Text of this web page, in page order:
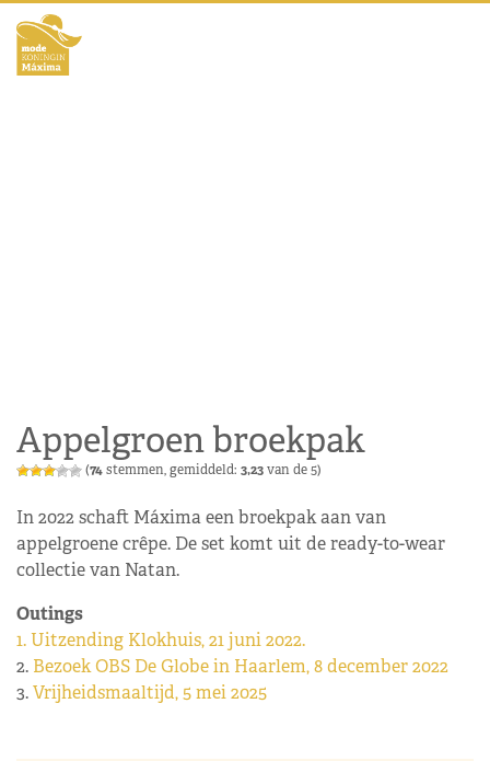
Appelgroen broekpak
(74stemmen, gemiddeld: 3,23van de 5)
In 2022 schaft Máxima een broekpak aan van
appelgroene crêpe. De set komt uit de ready-to-wear
collectie van Natan.
Outings
1. Uitzending Klokhuis, 21 juni 2022.
2. Bezoek OBS De Globe in Haarlem, 8 december 2022
3.Vrijheidsmaaltijd, 5 mei 2025